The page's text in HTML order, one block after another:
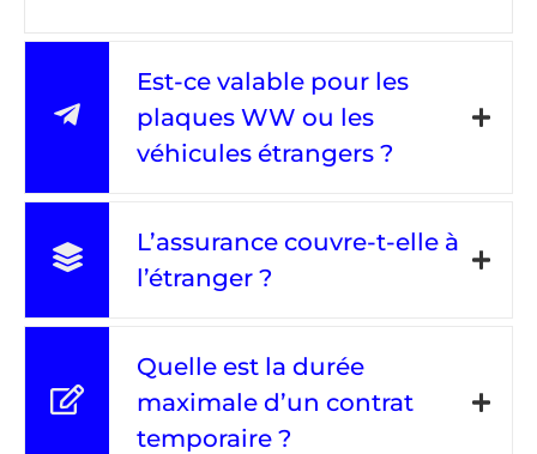
Est-ce valable pour les
plaques WW ou les
véhicules étrangers ?
L’assurance couvre-t-elle à
l’étranger ?
Quelle est la durée
maximale d’un contrat
temporaire ?